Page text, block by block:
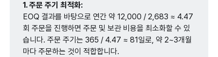
1. 주문 주기 최적화:
EOQ 결과를 바탕으로 연간 약 12,000 / 2,683 ≈ 4.47
회 주문을 진행하면 주문 및 보관 비용을 최소화할 수 있
습니다. 주문 주기는 365 / 4.47 ≈ 81일로, 약 2~3개월
마다 주문하는 것이 적합합니다.